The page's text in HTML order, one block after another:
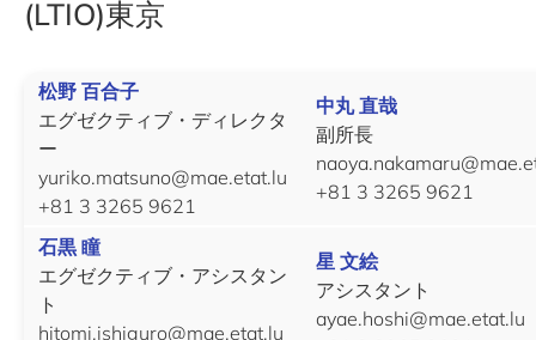
(LTIO)東京
松野 百合子
エグゼクティブ・ディレクタ
ー
yuriko.matsuno@mae.etat.lu
+81 3 3265 9621
中丸 直哉
副所長
+81 3 3265 9621
石黒 瞳
エグゼクティブ・アシスタン
ト
hitomi.ishiguro@mae.etat.lu
星 文絵
アシスタント
ayae.hoshi@mae.etat.lu